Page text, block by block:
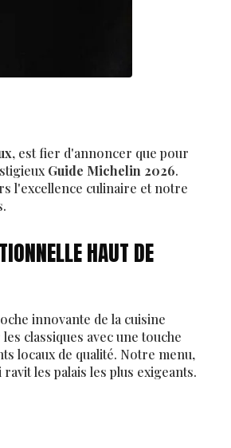
, est fier d'annoncer que pour
Guide Michelin 2026.
l'excellence culinaire et notre
HAUT DE
innovante de la cuisine
classiques avec une touche
locaux de qualité. Notre menu,
les palais les plus exigeants.